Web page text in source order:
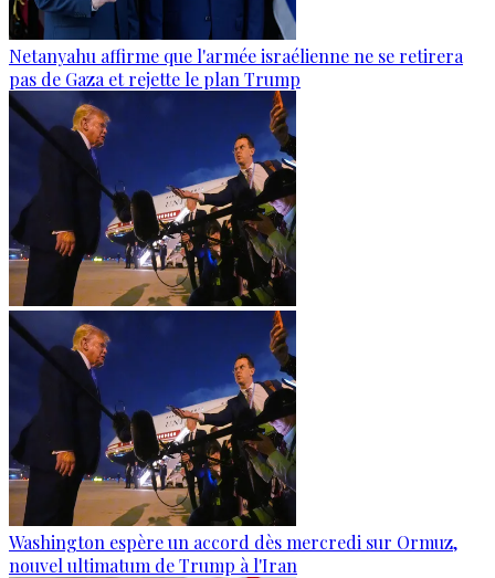
Netanyahu affirme que l'armée israélienne ne se retirera
pas de Gaza et rejette le plan Trump
Washington espère un accord dès mercredi sur Ormuz,
nouvel ultimatum de Trump à l'Iran